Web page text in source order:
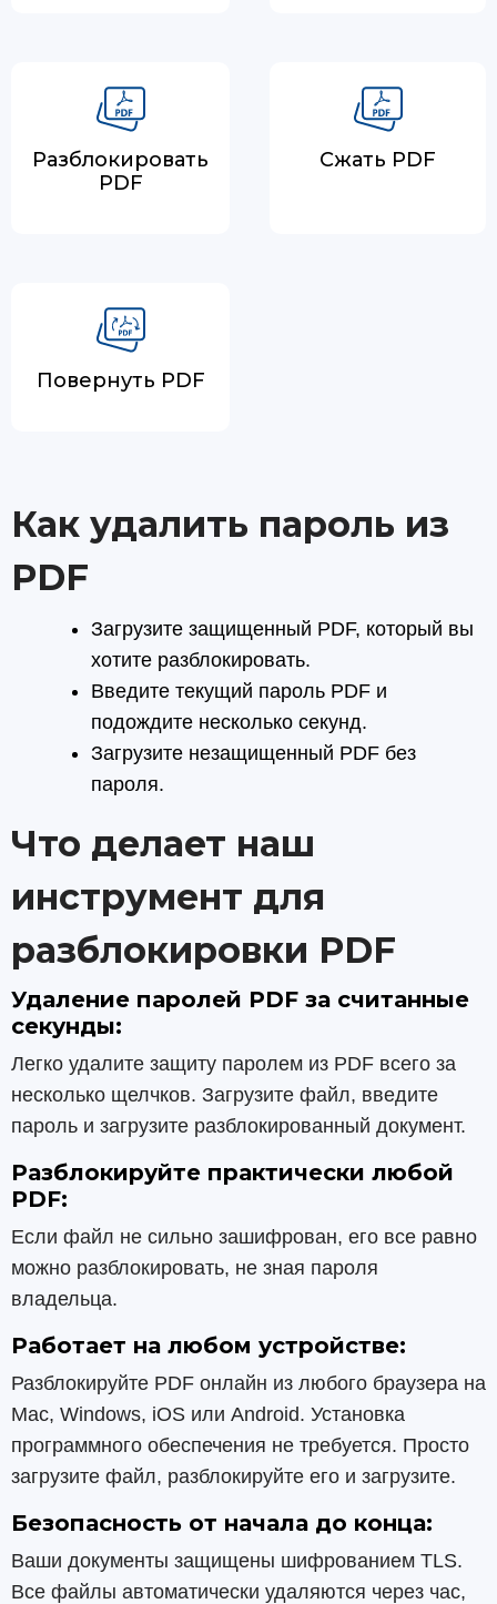
Разблокировать
PDF
Сжать PDF
Повернуть PDF
Как удалить пароль из
PDF
Загрузите защищенный PDF, который вы
хотите разблокировать.
Введите текущий пароль PDF и
подождите несколько секунд.
Загрузите незащищенный PDF без
пароля.
Что делает наш
инструмент для
разблокировки PDF
Удаление паролей PDF за считанные
секунды:
Легко удалите защиту паролем из PDF всего за
несколько щелчков. Загрузите файл, введите
пароль и загрузите разблокированный документ.
Разблокируйте практически любой
PDF:
Если файл не сильно зашифрован, его все равно
можно разблокировать, не зная пароля
владельца.
Работает на любом устройстве:
Разблокируйте PDF онлайн из любого браузера на
Mac, Windows, iOS или Android. Установка
программного обеспечения не требуется. Просто
загрузите файл, разблокируйте его и загрузите.
Безопасность от начала до конца:
Ваши документы защищены шифрованием TLS.
Все файлы автоматически удаляются через час,